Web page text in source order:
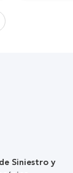
Siniestro y